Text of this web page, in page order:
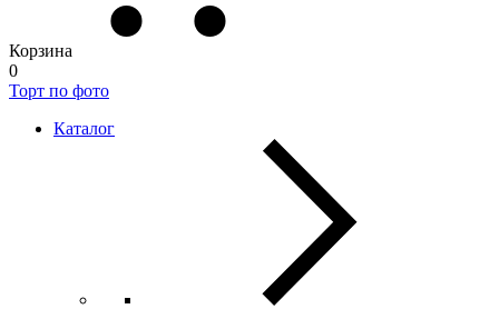
Корзина
0
Торт по фото
Каталог